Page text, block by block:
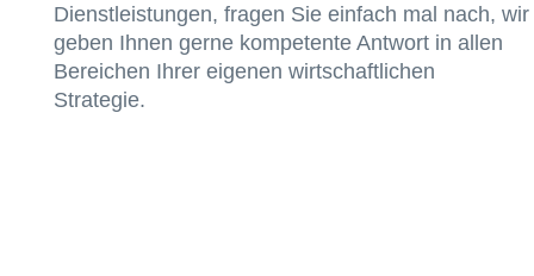
Dienstleistungen, fragen Sie einfach mal nach, wir
geben Ihnen gerne kompetente Antwort in allen
Bereichen Ihrer eigenen wirtschaftlichen
Strategie.